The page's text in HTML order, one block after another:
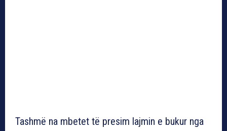
Tashmë na mbetet të presim lajmin e bukur nga